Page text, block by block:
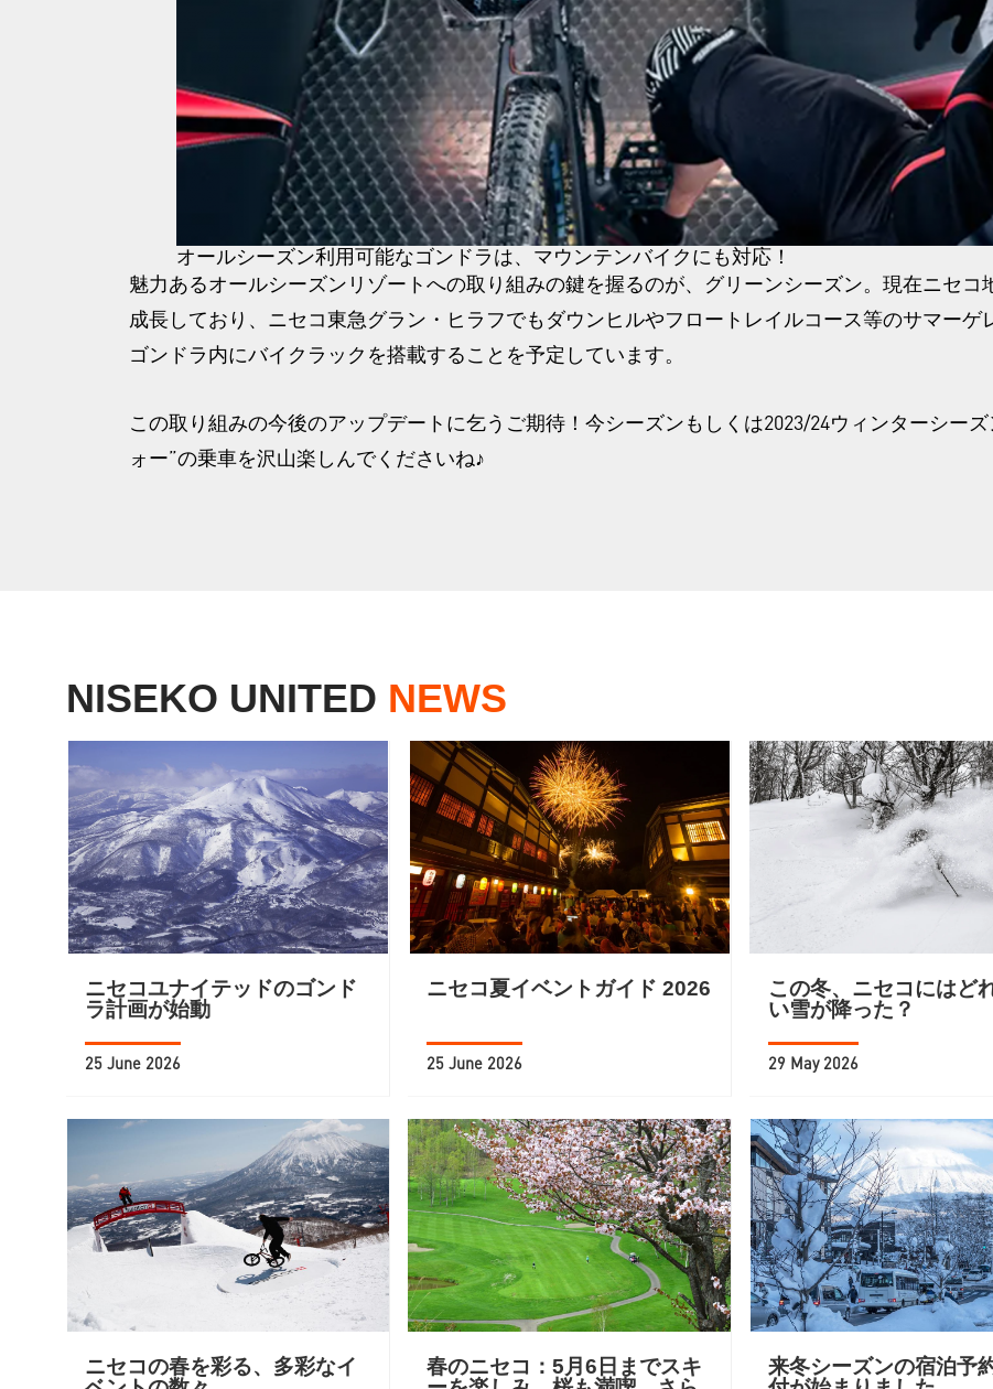
オールシーズン利用可能なゴンドラは、マウンテンバイクにも対応！
魅力あるオールシーズンリゾートへの取り組みの鍵を握るのが、グリーンシーズン。現在ニセ
成長しており、ニセコ東急グラン・ヒラフでもダウンヒルやフロートレイルコース等のサマーゲ
ゴンドラ内にバイクラックを搭載することを予定しています。
この取り組みの今後のアップデートに乞うご期待！今シーズンもしくは2023/24ウィンターシー
ォー”の乗車を沢山楽しんでくださいね♪
NISEKO UNITED NEWS
ニセコユナイテッドのゴンド
ラ計画が始動
25 June 2026
ニセコ夏イベントガイド 2026
25 June 2026
この冬、ニセコにはど
い雪が降った？
29 May 2026
ニセコの春を彩る、多彩なイ
春のニセコ：5月6日までスキ
来冬シーズンの宿泊予